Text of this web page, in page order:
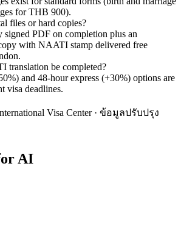
for THB 900).
files or hard copies?
PDF on completion plus an
with NAATI stamp delivered free
translation be completed?
and 48-hour express (+30%) options are
visa deadlines.
Visa Center · ข้อมูลปรับปรุง
AI